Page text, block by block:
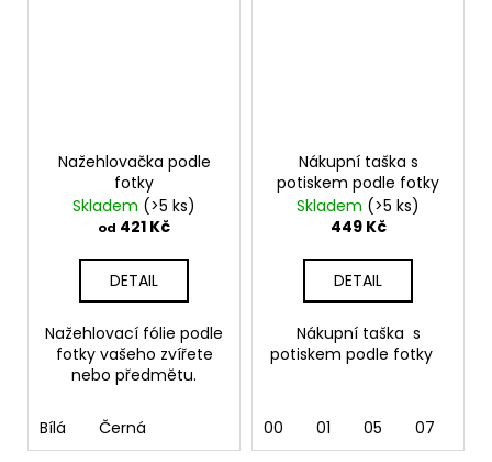
Nažehlovačka podle
fotky
Skladem (>5 ks)
od 421 Kč
DETAIL
Nažehlovací fólie podle
fotky vašeho zvířete
nebo předmětu.
Bílá Černá
Nákupní taška s
potiskem podle fotky
Skladem (>5 ks)
449 Kč
DETAIL
Nákupní taška s
potiskem podle fotky
00 01 05 07